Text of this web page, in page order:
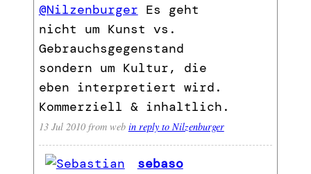
@Nilzenburger Es geht
nicht um Kunst vs.
Gebrauchsgegenstand
sondern um Kultur, die
eben interpretiert wird.
Kommerziell & inhaltlich.
13 Jul 2010 from web in reply to Nilzenburger
sebaso